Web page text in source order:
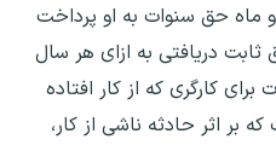
دو ماه حق سنوات به او پرداخت
ثابت دریافتی به ازای هر سال
کارگری که از کار افتاده
اثر حادثه ناشی از کار،